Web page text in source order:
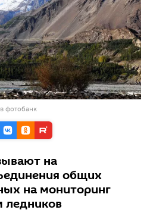
фотобанк
на
общих
на мониторинг
ледников